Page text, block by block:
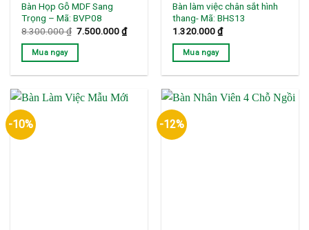
Bàn Họp Gỗ MDF Sang
Trọng – Mã: BVP08
8.300.000₫ Giá
là:
7.500.000₫Giá
hiện
Mua ngay
Bàn làm việc chân sắt hình
thang- Mã: BHS13
1.320.000₫
Mua ngay
-10% -12%